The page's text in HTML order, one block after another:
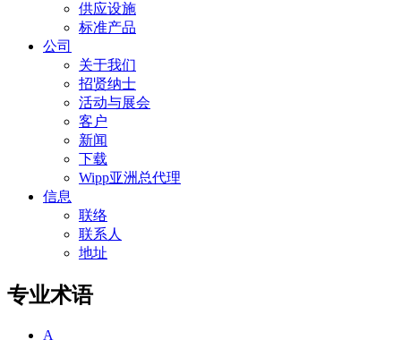
供应设施
标准产品
公司
关于我们
招贤纳士
活动与展会
客户
新闻
下载
Wipp亚洲总代理
信息
联络
联系人
地址
专业术语
A